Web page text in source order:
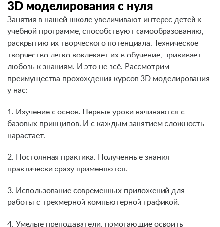
3D моделирования с нуля
Занятия в нашей школе увеличивают интерес детей к
учебной программе, способствуют самообразованию,
раскрытию их творческого потенциала. Техническое
творчество легко вовлекает их в обучение, прививает
любовь к знаниям. И это не всё. Рассмотрим
преимущества прохождения курсов 3D моделирования
у нас:
1. Изучение с основ. Первые уроки начинаются с
базовых принципов. И с каждым занятием сложность
нарастает.
2. Постоянная практика. Полученные знания
практически сразу применяются.
3. Использование современных приложений для
работы с трехмерной компьютерной графикой.
4. Умелые преподаватели, помогающие освоить